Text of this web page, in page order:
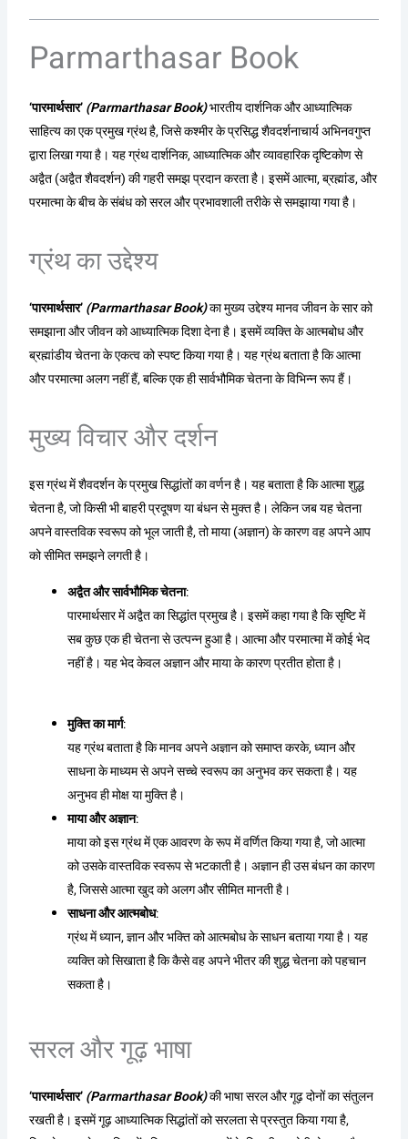
Parmarthasar Book
‘पारमार्थसार’(Parmarthasar Book)भारतीय दार्शनिक और आध्यात्मिक
साहित्य का एक प्रमुख ग्रंथ है, जिसे कश्मीर के प्रसिद्ध शैवदर्शनाचार्य अभिनवगुप्त
द्वारा लिखा गया है। यह ग्रंथ दार्शनिक, आध्यात्मिक और व्यावहारिक दृष्टिकोण से
अद्वैत (अद्वैत शैवदर्शन) की गहरी समझ प्रदान करता है। इसमें आत्मा, ब्रह्मांड, और
परमात्मा के बीच के संबंध को सरल और प्रभावशाली तरीके से समझाया गया है।
ग्रंथ का उद्देश्य
‘पारमार्थसार’ (Parmarthasar Book)का मुख्य उद्देश्य मानव जीवन के सार को
समझाना और जीवन को आध्यात्मिक दिशा देना है। इसमें व्यक्ति के आत्मबोध और
ब्रह्मांडीय चेतना के एकत्व को स्पष्ट किया गया है। यह ग्रंथ बताता है कि आत्मा
और परमात्मा अलग नहीं हैं, बल्कि एक ही सार्वभौमिक चेतना के विभिन्न रूप हैं।
मुख्य विचार और दर्शन
इस ग्रंथ में शैवदर्शन के प्रमुख सिद्धांतों का वर्णन है। यह बताता है कि आत्मा शुद्ध
चेतना है, जो किसी भी बाहरी प्रदूषण या बंधन से मुक्त है। लेकिन जब यह चेतना
अपने वास्तविक स्वरूप को भूल जाती है, तो माया (अज्ञान) के कारण वह अपने आप
को सीमित समझने लगती है।
अद्वैत और सार्वभौमिक चेतना:
पारमार्थसार में अद्वैत का सिद्धांत प्रमुख है। इसमें कहा गया है कि सृष्टि में
सब कुछ एक ही चेतना से उत्पन्न हुआ है। आत्मा और परमात्मा में कोई भेद
नहीं है। यह भेद केवल अज्ञान और माया के कारण प्रतीत होता है।
मुक्ति का मार्ग:
यह ग्रंथ बताता है कि मानव अपने अज्ञान को समाप्त करके, ध्यान और
साधना के माध्यम से अपने सच्चे स्वरूप का अनुभव कर सकता है। यह
अनुभव ही मोक्ष या मुक्ति है।
माया और अज्ञान:
माया को इस ग्रंथ में एक आवरण के रूप में वर्णित किया गया है, जो आत्मा
को उसके वास्तविक स्वरूप से भटकाती है। अज्ञान ही उस बंधन का कारण
है, जिससे आत्मा खुद को अलग और सीमित मानती है।
साधना और आत्मबोध:
ग्रंथ में ध्यान, ज्ञान और भक्ति को आत्मबोध के साधन बताया गया है। यह
व्यक्ति को सिखाता है कि कैसे वह अपने भीतर की शुद्ध चेतना को पहचान
सकता है।
सरल और गूढ़ भाषा
‘पारमार्थसार’(Parmarthasar Book)की भाषा सरल और गूढ़ दोनों का संतुलन
रखती है। इसमें गूढ़ आध्यात्मिक सिद्धांतों को सरलता से प्रस्तुत किया गया है,